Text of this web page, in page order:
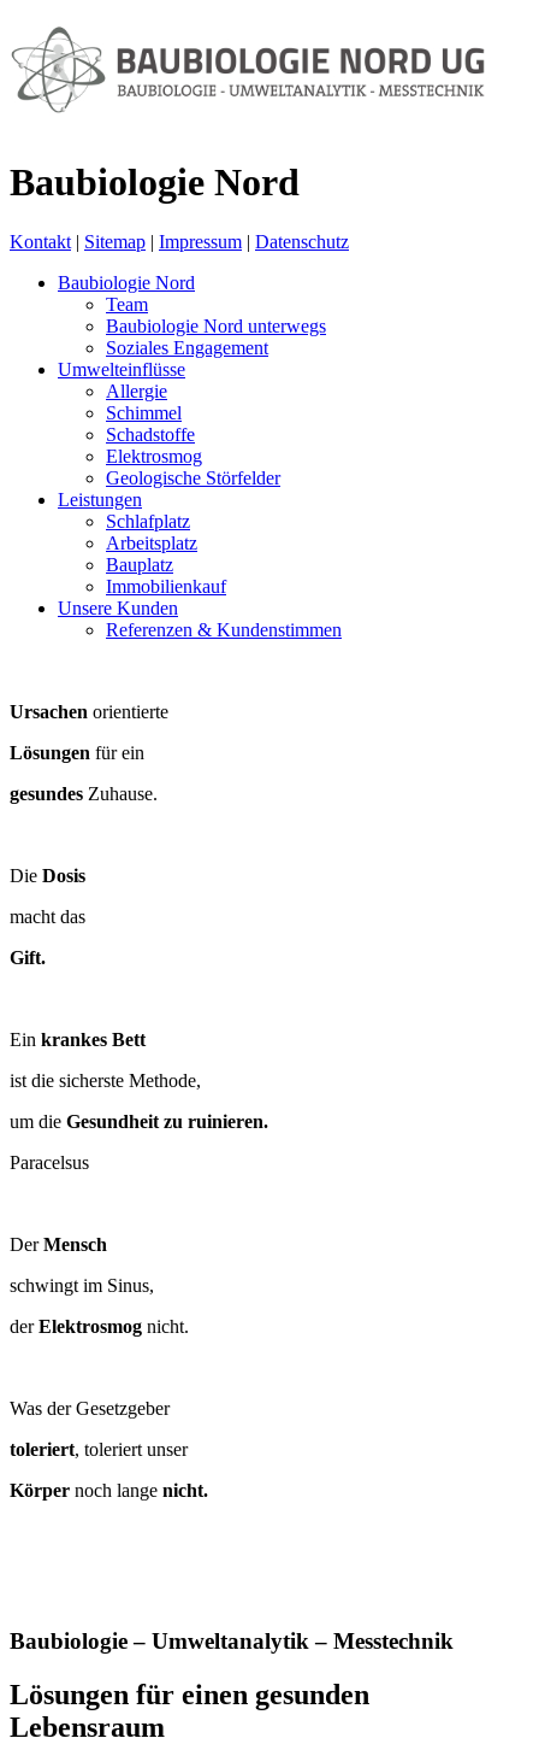
Baubiologie Nord
Kontakt | Sitemap | Impressum | Datenschutz
Baubiologie Nord
Team
Baubiologie Nord unterwegs
Soziales Engagement
Umwelteinflüsse
Allergie
Schimmel
Schadstoffe
Elektrosmog
Geologische Störfelder
Leistungen
Schlafplatz
Arbeitsplatz
Bauplatz
Immobilienkauf
Unsere Kunden
Referenzen & Kundenstimmen
Ursachen orientierte
Lösungen für ein
gesundes Zuhause.
Die Dosis
macht das
Gift.
Ein krankes Bett
ist die sicherste Methode,
um die Gesundheit zu ruinieren.
Paracelsus
DerMensch
schwingt im Sinus,
derElektrosmog nicht.
Was der Gesetzgeber
toleriert, toleriert unser
Körper noch lange nicht.
Baubiologie – Umweltanalytik – Messtechnik
Lösungen für einen gesunden
Lebensraum